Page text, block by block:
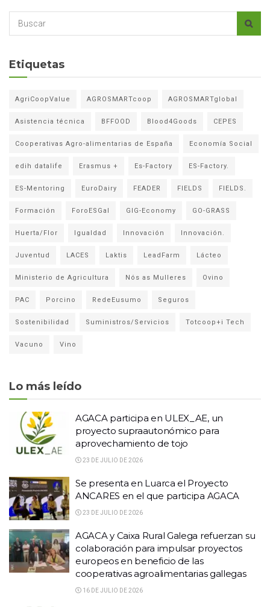
Etiquetas
AgriCoopValue AGROSMARTcoop AGROSMARTglobal
Asistencia técnica BFFOOD Blood4Goods CEPES
Cooperativas Agro-alimentarias de España Economía Social
edih datalife Erasmus + Es-Factory ES-Factory.
ES-Mentoring EuroDairy FEADER FIELDS FIELDS.
Formación ForoESGal GIG-Economy GO-GRASS
Huerta/Flor Igualdad Innovación Innovación.
Juventud LACES Laktis LeadFarm Lácteo
Ministerio de Agricultura Nós as Mulleres Ovino
PAC Porcino RedeEusumo Seguros
Sostenibilidad Suministros/Servicios Totcoop+i Tech
Vacuno Vino
Lo más leído
AGACA participa en ULEX_AE, un
proyecto supraautonómico para
aprovechamiento de tojo
23 DE JULIO DE 2026
Se presenta en Luarca el Proyecto
ANCARES en el que participa AGACA
23 DE JULIO DE 2026
AGACA y Caixa Rural Galega refuerzan su
colaboración para impulsar proyectos
europeos en beneficio de las
cooperativas agroalimentarias gallegas
16 DE JULIO DE 2026